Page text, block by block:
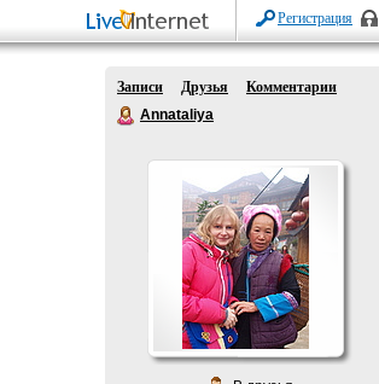
Регистрация
Записи Друзья
Комментарии
Annataliya